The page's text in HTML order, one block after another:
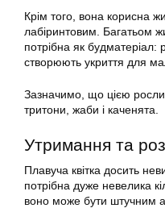
Крім того, вона корисна
лабіринтовим. Багатьом
потрібна як будматеріал:
створюють укриття для
Зазначимо, що цією
тритони, жаби і каченята.
Утримання та
Плавуча квітка досить
потрібна дуже невелика
воно може бути штучним